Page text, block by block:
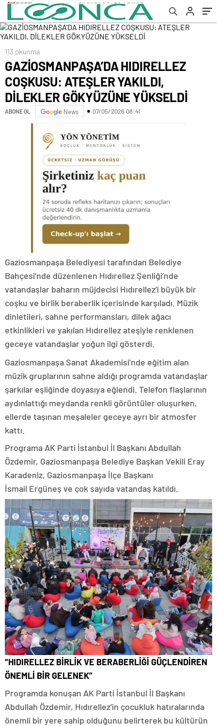
YÜKSELDİ
113 okunma
GAZİOSMANPAŞA’DA HIDIRELLEZ
COŞKUSU: ATEŞLER YAKILDI,
DİLEKLER GÖKYÜZÜNE YÜKSELDİ
ABONE OL News 07/05/2026 08:41
Gaziosmanpaşa Belediyesi tarafından Belediye
Bahçesi’nde düzenlenen Hıdırellez Şenliği’nde
vatandaşlar baharın müjdecisi Hıdırellez’i büyük bir
coşku ve birlik beraberlik içerisinde karşıladı. Müzik
dinletileri, sahne performansları, dilek ağacı
etkinlikleri ve yakılan Hıdırellez ateşiyle renklenen
geceye vatandaşlar yoğun ilgi gösterdi.
Gaziosmanpaşa Sanat Akademisi’nde eğitim alan
müzik gruplarının sahne aldığı programda vatandaşlar
şarkılar eşliğinde doyasıya eğlendi. Telefon flaşlarının
aydınlattığı meydanda renkli görüntüler oluşurken,
ellerde taşınan meşaleler geceye ayrı bir atmosfer
kattı.
Programa AK Parti İstanbul İl Başkanı Abdullah
Özdemir, Gaziosmanpaşa Belediye Başkan Vekili Eray
Karadeniz, Gaziosmanpaşa İlçe Başkanı
İsmail Ergüneş ve çok sayıda vatandaş katıldı.
“HIDIRELLEZ BİRLİK VE BERABERLİĞİ GÜÇLENDİREN
ÖNEMLİ BİR GELENEK”
Programda konuşan AK Parti İstanbul İl Başkanı
Abdullah Özdemir, Hıdırellez’in çocukluk hatıralarında
önemli bir yere sahip olduğunu belirterek bu kültürün